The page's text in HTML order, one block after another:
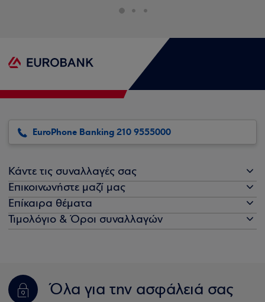
EuroPhone Banking 210 9555000
Κάντε τις συναλλαγές σας
Επικοινωνήστε μαζί μας
Επίκαιρα θέματα
Τιμολόγιο & Όροι συναλλαγών
Όλα για την ασφάλειά σας